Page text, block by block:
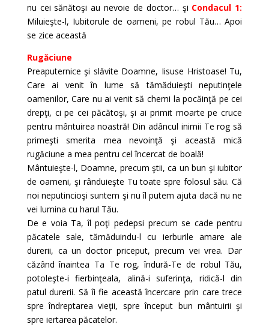
nu cei sănătoşi au nevoie de doctor… şi Condacul 1:
Miluieşte-l, Iubitorule de oameni, pe robul Tău… Apoi
se zice această
Rugăciune
Preaputernice şi slăvite Doamne, Iisuse Hris­toase! Tu,
Care ai venit în lume să tămăduieşti neputinţele
oamenilor, Care nu ai venit să chemi la pocăinţă pe cei
drepţi, ci pe cei păcătoşi, şi ai pri­mit moarte pe cruce
pentru mântuirea noas­tră! Din adâncul inimii Te rog să
primeşti sme­rita mea nevoinţă şi această mică
rugăciune a mea pentru cel încercat de boală!
Mântuieşte-l, Doamne, precum ştii, ca un bun şi iubitor
de oameni, şi rânduieşte Tu toate spre fo­losul său. Că
noi neputincioşi suntem şi nu îl pu­tem ajuta dacă nu ne
vei lumina cu harul Tău.
De e voia Ta, îl poţi pedepsi precum se cade pentru
păcatele sale, tămăduindu-l cu ierburile amare ale
durerii, ca un doctor priceput, pre­cum vei vrea. Dar
căzând înaintea Ta Te rog, îndură-Te de robul Tău,
potoleşte-i fierbinţeala, alină-i sufe­rinţa, ridică-l din
patul durerii. Să îi fie această încercare prin care trece
spre îndreptarea vieţii, spre început bun mântuirii şi
spre iertarea păcatelor.